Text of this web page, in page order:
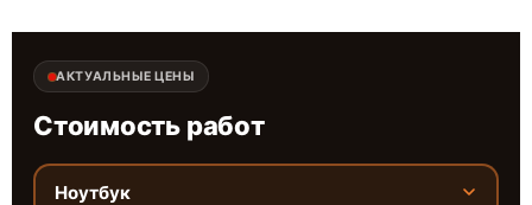
АКТУАЛЬНЫЕ ЦЕНЫ
Стоимость работ
Ноутбук